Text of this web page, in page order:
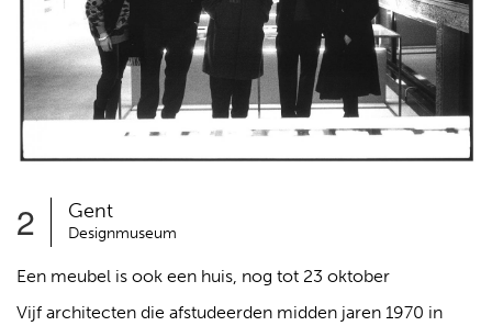
2 Gent
Designmuseum
Een meubel is ook een huis, nog tot 23 oktober
Vijf architecten die afstudeerden midden jaren 1970 in